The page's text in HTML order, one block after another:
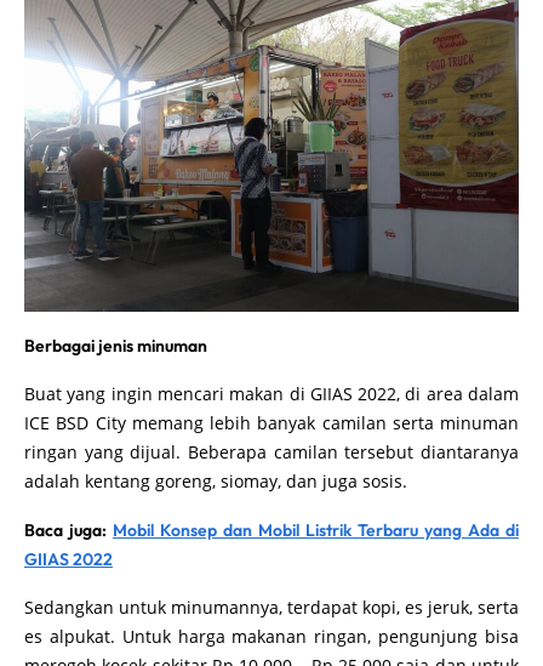
Berbagai jenis minuman
Buat yang ingin mencari makan di GIIAS 2022, di area dalam
ICE BSD City memang lebih banyak camilan serta minuman
ringan yang dijual. Beberapa camilan tersebut diantaranya
adalah kentang goreng, siomay, dan juga sosis.
Baca juga: Mobil Konsep dan Mobil Listrik Terbaru yang Ada di
GIIAS 2022
Sedangkan untuk minumannya, terdapat kopi, es jeruk, serta
es alpukat. Untuk harga makanan ringan, pengunjung bisa